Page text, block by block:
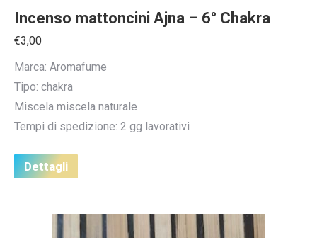
Incenso mattoncini Ajna – 6° Chakra
€3,00
Marca: Aromafume
Tipo: chakra
Miscela miscela naturale
Tempi di spedizione: 2 gg lavorativi
Dettagli